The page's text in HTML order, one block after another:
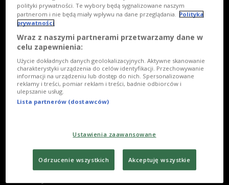
12/22
Jarosław Tumidajski, Katarzyna Dąbrowska, Tomasz
Borkowski
polityki prywatności. Te wybory będą sygnalizowane naszym
partnerom i nie będą miały wpływu na dane przeglądania. Polityka
prywatności
Wraz z naszymi partnerami przetwarzamy dane w
celu zapewnienia:
Użycie dokładnych danych geolokalizacyjnych. Aktywne skanowanie
charakterystyki urządzenia do celów identyfikacji. Przechowywanie
informacji na urządzeniu lub dostęp do nich. Spersonalizowane
reklamy i treści, pomiar reklam i treści, badnie odbiorców i
ulepszanie usług.
Lista partnerów (dostawców)
Ustawienia zaawansowane
Odrzucenie wszystkich Akceptuję wszystkie